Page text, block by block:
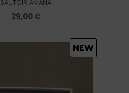
SAUTOIR AMANA
29,00€
NEW